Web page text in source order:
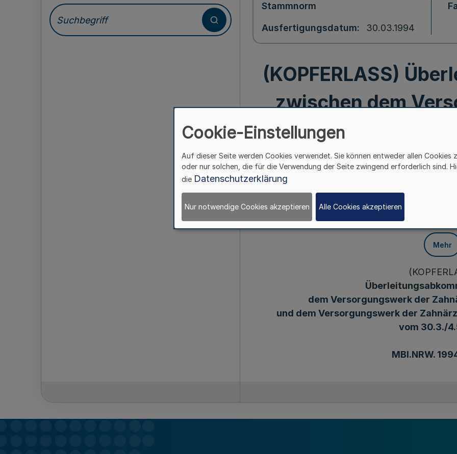
Stammnorm
Ausfertigungsdatum 30.03.1994
(KOPFERLASS)
zwischen dem
Zahnärztekammer
Versorgungswerk
Nordrhein;
30.3./4.5.1994
Mehr
dem Versorgungswerk der
und dem Versorgungswerk der
vom 30.3./
MBl.NRW.
Cookie-Einstellungen
Auf dieser Seite werden Cookies verwendet. Sie können entweder allen Cookies
oder nur solchen, die für die Verwendung der Seite zwingend erforderlich sind.
die Datenschutzerklärung
Nur notwendige Cookies akzeptieren Alle Cookies akzeptieren